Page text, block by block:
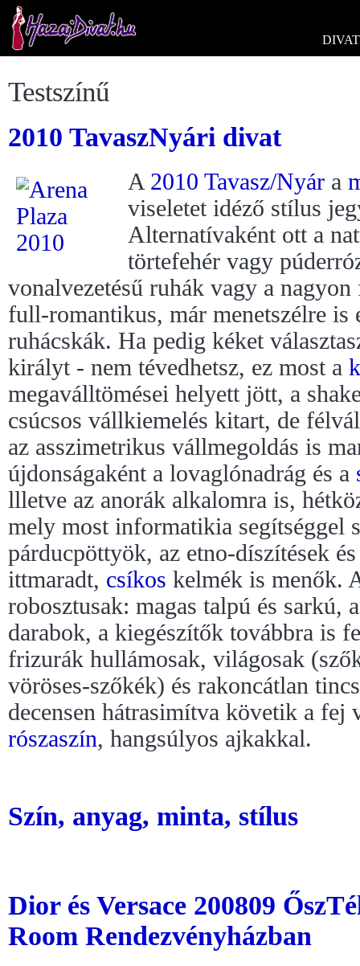
DIVAT
Testszínű
2010 TavaszNyári divat
A 2010 Tavasz/Nyár a
viseletet idéző stílus
Alternatívaként ott a
törtefehér vagy
vonalvezetésű ruhák vagy a
full-romantikus, már menetszélre is
ruhácskák. Ha pedig kéket
királyt - nem tévedhetsz, ez most a
megaválltömései helyett jött, a
csúcsos vállkiemelés kitart, de
az asszimetrikus vállmegoldás is
újdonságaként a lovaglónadrág és a
llletve az anorák alkalomra is,
mely most informatikia segítséggel
párducpöttyök, az etno-díszítések
ittmaradt, csíkos kelmék is menők.
robosztusak: magas talpú és sarkú,
darabok, a kiegészítők továbbra is
frizurák hullámosak, világosak
vöröses-szőkék) és rakoncátlan
decensen hátrasimítva követik a fej
rószaszín, hangsúlyos ajkakkal.
Szín, anyag, minta, stílus
Dior és Versace 200809
Room Rendezvényházban